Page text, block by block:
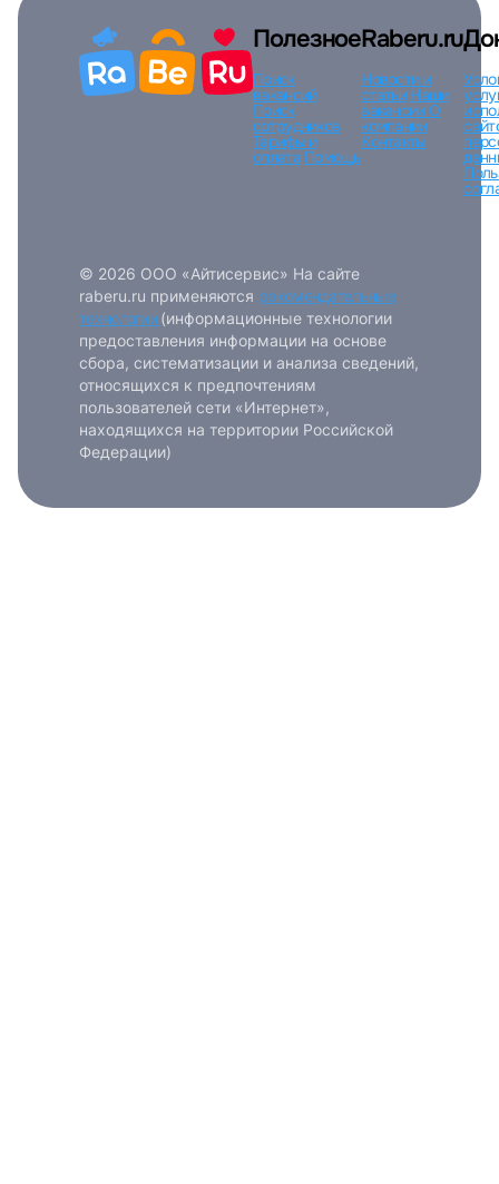
Полезное
Поиск
вакансий
Поиск
сотрудников
Тарифы и
оплата Помощь
Raberu.ru
Новости и
статьи Наши
вакансииО
компании
Контакты
© 2026 ООО «Айтисервис» На сайте
raberu.ru применяются рекомендательные
технологии (информационные технологии
предоставления информации на основе
сбора, систематизации и анализа сведений,
относящихся к предпочтениям
пользователей сети «Интернет»,
находящихся на территории Российской
Федерации)